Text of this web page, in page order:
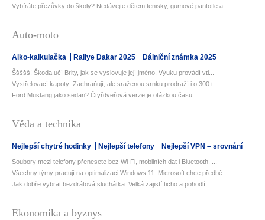
Vybíráte přezůvky do školy? Nedávejte dětem tenisky, gumové pantofle a...
Auto-moto
Alko-kalkulačka Rallye Dakar 2025 Dálniční známka 2025
Ššššš! Škoda učí Brity, jak se vyslovuje její jméno. Výuku provádí vti...
Vystřelovací kapoty: Zachraňují, ale sraženou srnku prodraží i o 300 t...
Ford Mustang jako sedan? Čtyřdveřová verze je otázkou času
Věda a technika
Nejlepší chytré hodinky Nejlepší telefony Nejlepší VPN – srovnání
Soubory mezi telefony přenesete bez Wi-Fi, mobilních dat i Bluetooth. ...
Všechny týmy pracují na optimalizaci Windows 11. Microsoft chce předbě...
Jak dobře vybrat bezdrátová sluchátka. Velká zajistí ticho a pohodlí, ...
Ekonomika a byznys